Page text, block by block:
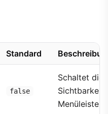
Standard
false
Schaltet die
Sichtbarkeit
Menüleiste